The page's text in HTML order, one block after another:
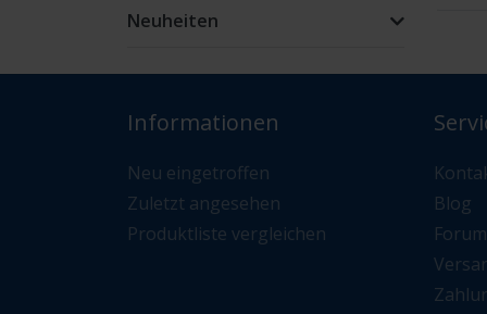
Neuheiten
Informationen
Neu eingetroffen
Zuletzt angesehen
Produktliste vergleichen
Blog
Forum